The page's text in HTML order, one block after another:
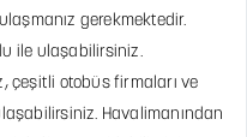
gerekmektedir.
ile ulaşabilirsiniz.
çeşitli otobüs firmaları ve
Havalimanından